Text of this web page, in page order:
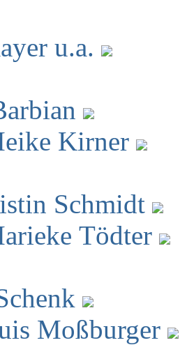
u.a.
Kirner
Schmidt
Tödter
Moßburger